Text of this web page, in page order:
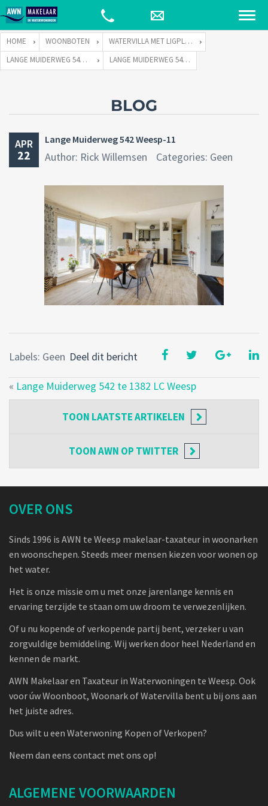
HOME WOONBOTEN
WATERVILLA MET LIGPLAATS
LANGE MUIDERWEG 542 TE 1382 LC WEESP
LANGE MUIDERWEG 542 WEESP-11
BLOG
APR
22
Lange Muiderweg 542 Weesp-11
Author: Rick Willemsen Categories: Geen
Deel dit bericht
Labels: Geen
« Lange Muiderweg 542 te 1382 LC Weesp
TOON LAATSTE ARTIKELEN
TOONAWN OP TWITTER
OVER ONS
Sinds 1996 is AWN te Weesp makelaar-taxateur in woonarken
en woonschepen. Steeds meer mensen kiezen voor wonen op
het water.
Het is onze missie om u met onze jarenlange kennis en
ervaring terzijde te staan om uw droom te verwezenlijken.
Of u nu kopende of verkopende partij bent, verzeker u van
zorgvuldige bemiddeling. Wij werken door heel Nederland en
kennen de markt.
AWN Makelaar en Taxateur in Waterwoningen te Weesp. Ook
voor úw Woonboot, Woonark of Watervilla bent u bij ons aan
het juiste adres.
Dus wilt u een Waterwoning Kopen of Verkopen?
Neem dan eens contact met ons op!
ALGEMENE VOORWAARDEN